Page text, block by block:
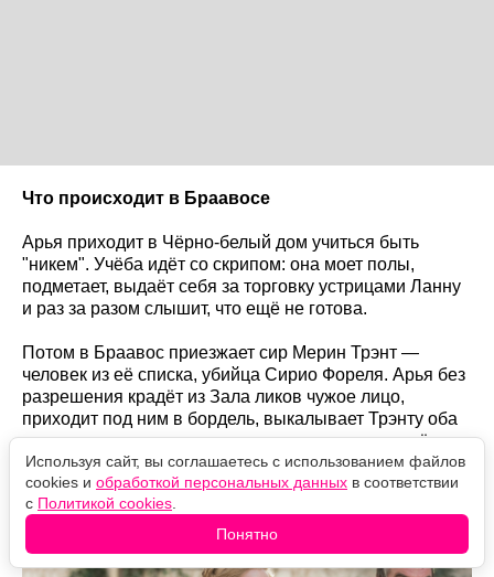
Что происходит в Браавосе
Арья приходит в Чёрно-белый дом учиться быть
"никем". Учёба идёт со скрипом: она моет полы,
подметает, выдаёт себя за торговку устрицами Ланну
и раз за разом слышит, что ещё не готова.
Потом в Браавос приезжает сир Мерин Трэнт —
человек из её списка, убийца Сирио Фореля. Арья без
разрешения крадёт из Зала ликов чужое лицо,
приходит под ним в бордель, выкалывает Трэнту оба
глаза, наносит несколько ударов и называет своё
настоящее имя, прежде чем перерезать ему горло.
Используя сайт, вы соглашаетесь с использованием файлов
cookies и обработкой персональных данных в соответствии
с Политикой cookies
Понятно